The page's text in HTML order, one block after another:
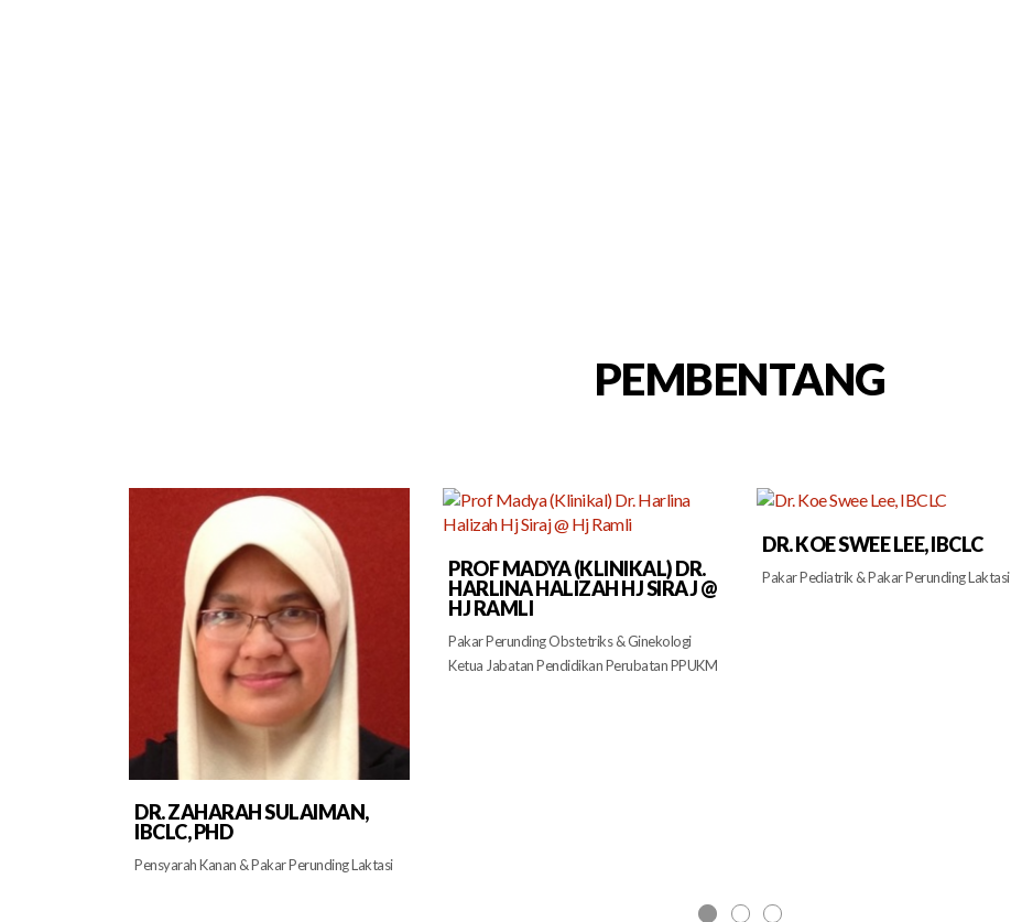
PEMBENTANG
DR. ZAHARAH SULAIMAN,
IBCLC, PHD
Pensyarah Kanan & Pakar Perunding Laktasi
PROF MADYA (KLINIKAL) DR.
HARLINA HALIZAH HJ SIRAJ @
HJ RAMLI
Pakar Perunding Obstetriks & Ginekologi
Ketua Jabatan Pendidikan Perubatan PPUKM
DR. KOE SWEE LEE, IBCLC
Pakar Pediatrik & Pakar Perunding Laktasi